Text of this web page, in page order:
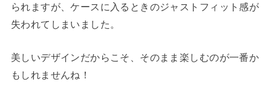
られますが、ケースに入るときのジャストフィット感が
失われてしまいました。
美しいデザインだからこそ、そのまま楽しむのが一番か
もしれませんね！